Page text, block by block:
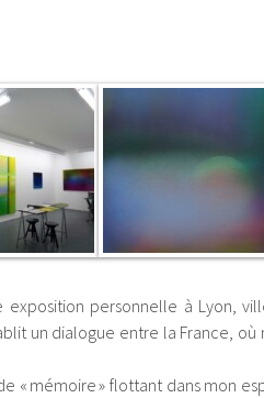
exposition personnelle à Lyon,
un dialogue entre la France,
« mémoire » flottant dans mon